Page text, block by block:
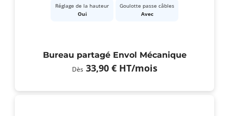
Réglage de la hauteur
Oui
Goulotte passe câbles
Avec
Bureau partagé Envol Mécanique
Dès 33,90 € HT/mois